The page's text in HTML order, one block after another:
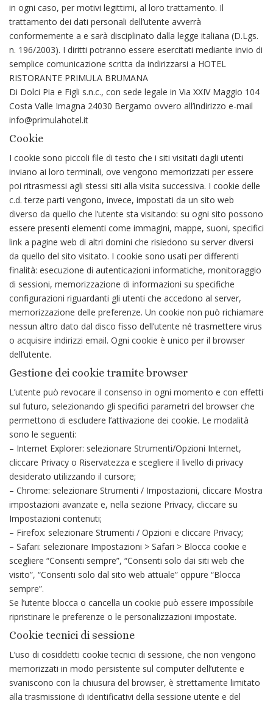
in ogni caso, per motivi legittimi, al loro trattamento. Il
trattamento dei dati personali dell’utente avverrà
conformemente a e sarà disciplinato dalla legge italiana (D.Lgs.
n. 196/2003). I diritti potranno essere esercitati mediante invio di
semplice comunicazione scritta da indirizzarsi a HOTEL
RISTORANTE PRIMULA BRUMANA
Di Dolci Pia e Figli s.n.c., con sede legale in Via XXIV Maggio 104
Costa Valle Imagna 24030 Bergamo ovvero all’indirizzo e-mail
info@primulahotel.it
Cookie
I cookie sono piccoli file di testo che i siti visitati dagli utenti
inviano ai loro terminali, ove vengono memorizzati per essere
poi ritrasmessi agli stessi siti alla visita successiva. I cookie delle
c.d. terze parti vengono, invece, impostati da un sito web
diverso da quello che l’utente sta visitando: su ogni sito possono
essere presenti elementi come immagini, mappe, suoni, specifici
link a pagine web di altri domini che risiedono su server diversi
da quello del sito visitato. I cookie sono usati per differenti
finalità: esecuzione di autenticazioni informatiche, monitoraggio
di sessioni, memorizzazione di informazioni su specifiche
configurazioni riguardanti gli utenti che accedono al server,
memorizzazione delle preferenze. Un cookie non può richiamare
nessun altro dato dal disco fisso dell’utente né trasmettere virus
o acquisire indirizzi email. Ogni cookie è unico per il browser
dell’utente.
Gestione dei cookie tramite browser
L’utente può revocare il consenso in ogni momento e con effetti
sul futuro, selezionando gli specifici parametri del browser che
permettono di escludere l’attivazione dei cookie. Le modalità
sono le seguenti:
– Internet Explorer: selezionare Strumenti/Opzioni Internet,
cliccare Privacy o Riservatezza e scegliere il livello di privacy
desiderato utilizzando il cursore;
– Chrome: selezionare Strumenti / Impostazioni, cliccare Mostra
impostazioni avanzate e, nella sezione Privacy, cliccare su
Impostazioni contenuti;
– Firefox: selezionare Strumenti / Opzioni e cliccare Privacy;
– Safari: selezionare Impostazioni > Safari > Blocca cookie e
scegliere “Consenti sempre”, “Consenti solo dai siti web che
visito”, “Consenti solo dal sito web attuale” oppure “Blocca
sempre”.
Se l’utente blocca o cancella un cookie può essere impossibile
ripristinare le preferenze o le personalizzazioni impostate.
Cookie tecnici di sessione
L’uso di cosiddetti cookie tecnici di sessione, che non vengono
memorizzati in modo persistente sul computer dell’utente e
svaniscono con la chiusura del browser, è strettamente limitato
alla trasmissione di identificativi della sessione utente e del